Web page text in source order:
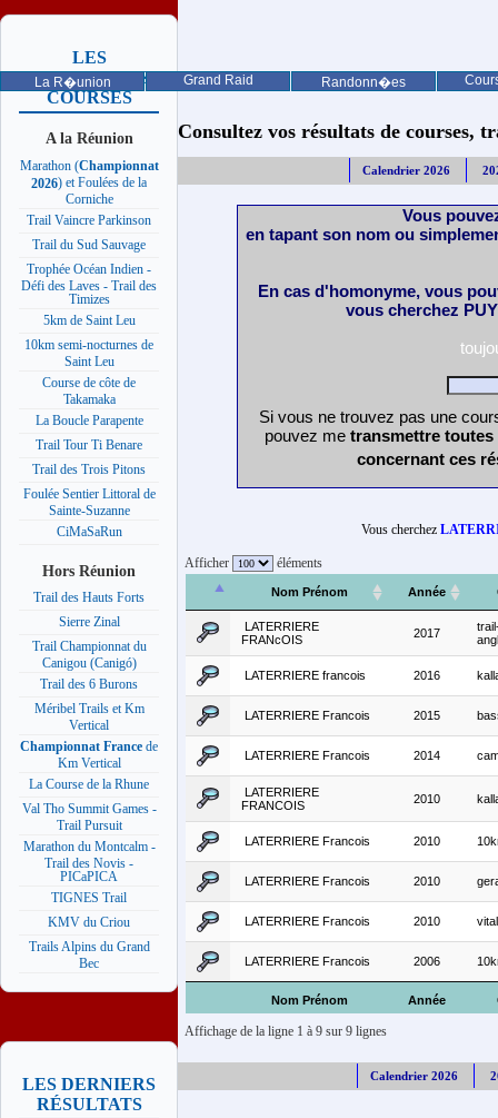
La R�union Grand Raid Randonn�es
LES
PROCHAINES
COURSES
A la Réunion
Marathon (Championnat
2026) et Foulées de la
Corniche
Trail Vaincre Parkinson
Trail du Sud Sauvage
Trophée Océan Indien -
Défi des Laves - Trail des
Timizes
5km de Saint Leu
10km semi-nocturnes de
Saint Leu
Course de côte de
Takamaka
La Boucle Parapente
Trail Tour Ti Benare
Trail des Trois Pitons
Foulée Sentier Littoral de
Sainte-Suzanne
CiMaSaRun
Hors Réunion
Trail des Hauts Forts
Sierre Zinal
Trail Championnat du
Canigou (Canigó)
Trail des 6 Burons
Méribel Trails et Km
Vertical
Championnat France de
Km Vertical
La Course de la Rhune
Val Tho Summit Games -
Trail Pursuit
Marathon du Montcalm -
Trail des Novis -
PICaPICA
TIGNES Trail
KMV du Criou
Trails Alpins du Grand
Bec
LES DERNIERS
RÉSULTATS
Consultez vos résultats de courses,
Calendrier 2026
Vous
en tapant son nom ou
En cas d'homonyme, vous
vous cherchez
Si vous ne trouvez pas une
pouvez me transmettre
concernant ces
Vous cherchez
Afficher éléments
Nom Prénom Année
Nom Prénom Année
LATERRIERE
FRANcOIS
2017
LATERRIERE francois 2016
LATERRIERE Francois 2015
LATERRIERE Francois 2014
LATERRIERE
FRANCOIS
2010
LATERRIERE Francois 2010
LATERRIERE Francois 2010
LATERRIERE Francois 2010 vital
LATERRIERE Francois 2006
Affichage de la ligne 1 à 9 sur 9 lignes
Calendrier 2026